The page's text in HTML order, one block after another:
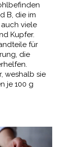
B, die im
viele
Kupfer.
für
die
weshalb sie
je 100 g